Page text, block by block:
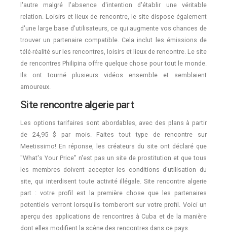
l'autre malgré l'absence d'intention d'établir une véritable
relation. Loisirs et lieux de rencontre, le site dispose également
d'une large base d'utilisateurs, ce qui augmente vos chances de
trouver un partenaire compatible. Cela inclut les émissions de
télé-réalité sur les rencontres, loisirs et lieux de rencontre. Le site
de rencontres Philipina offre quelque chose pour tout le monde.
Ils ont tourné plusieurs vidéos ensemble et semblaient
amoureux.
Site rencontre algerie part
Les options tarifaires sont abordables, avec des plans à partir
de 24,95 $ par mois. Faites tout type de rencontre sur
Meetissimo! En réponse, les créateurs du site ont déclaré que
"What's Your Price" n'est pas un site de prostitution et que tous
les membres doivent accepter les conditions d'utilisation du
site, qui interdisent toute activité illégale. Site rencontre algerie
part : votre profil est la première chose que les partenaires
potentiels verront lorsqu'ils tomberont sur votre profil. Voici un
aperçu des applications de rencontres à Cuba et de la manière
dont elles modifient la scène des rencontres dans ce pays.